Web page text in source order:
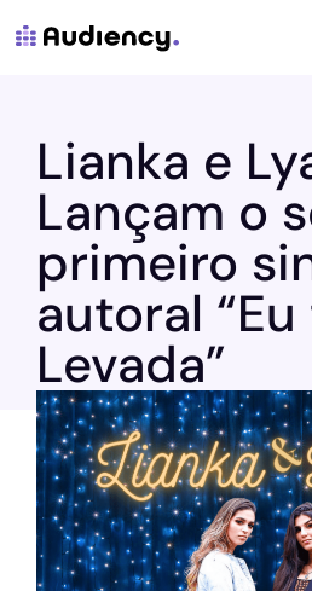
Lianka e
Lançam o
primeiro
autoral
Levada”